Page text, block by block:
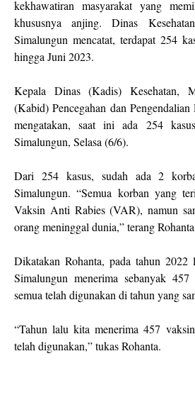
kekhawatiran masyarakat yang
khususnya anjing. Dinas
Simalungun mencatat, terdapat 254
hingga Juni 2023.
Kepala Dinas (Kadis) Kesehatan,
(Kabid) Pencegahan dan
mengatakan, saat ini ada 254
Simalungun, Selasa (6/6).
Dari 254 kasus, sudah ada 2
Simalungun. “Semua korban yang
Vaksin Anti Rabies (VAR), namun
orang meninggal dunia,” terang
Dikatakan Rohanta, pada tahun 2022
Simalungun menerima sebanyak
semua telah digunakan di tahun yang
“Tahun lalu kita menerima 457
telah digunakan,” tukas Rohanta.